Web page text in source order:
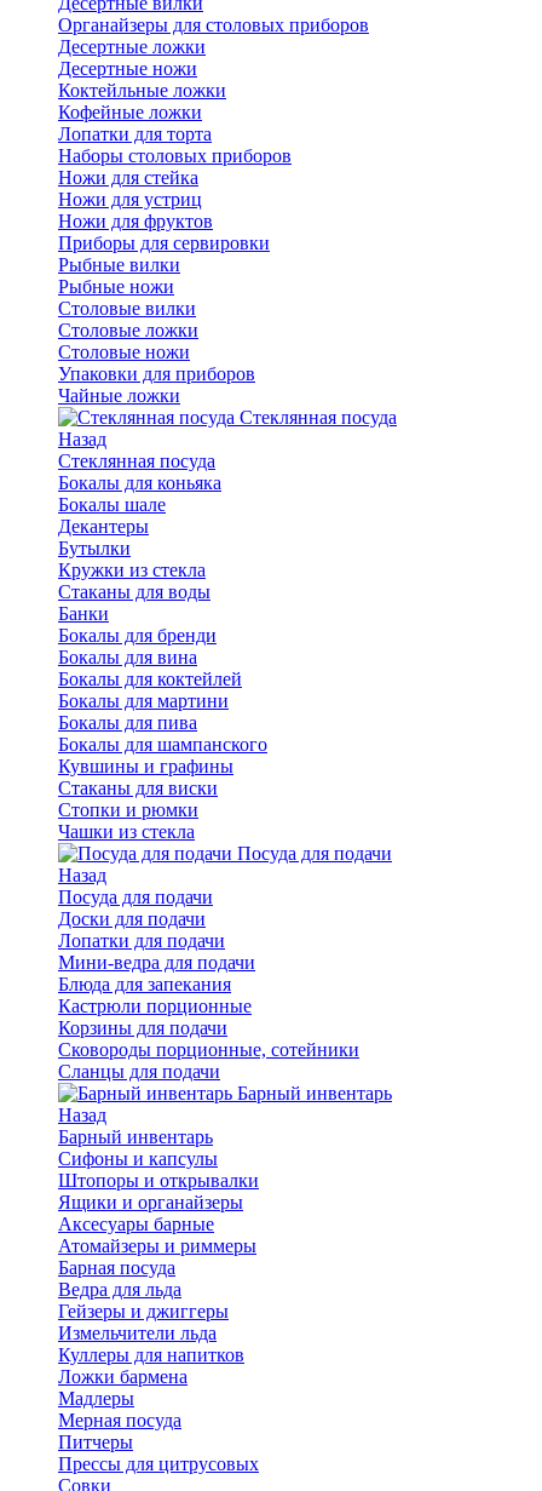
Органайзеры для столовых приборов
Десертные ложки
Десертные ножи
Коктейльные ложки
Кофейные ложки
Лопатки для торта
Наборы столовых приборов
Ножи для стейка
Ножи для устриц
Ножи для фруктов
Приборы для сервировки
Рыбные вилки
Рыбные ножи
Столовые вилки
Столовые ложки
Столовые ножи
Упаковки для приборов
Чайные ложки
Стеклянная посуда
Назад
Стеклянная посуда
Бокалы для коньяка
Бокалы шале
Декантеры
Бутылки
Кружки из стекла
Стаканы для воды
Банки
Бокалы для бренди
Бокалы для вина
Бокалы для коктейлей
Бокалы для мартини
Бокалы для пива
Бокалы для шампанского
Кувшины и графины
Стаканы для виски
Стопки и рюмки
Чашки из стекла
Посуда для подачи
Назад
Посуда для подачи
Доски для подачи
Лопатки для подачи
Мини-ведра для подачи
Блюда для запекания
Кастрюли порционные
Корзины для подачи
Сковороды порционные, сотейники
Сланцы для подачи
Барный инвентарь
Назад
Барный инвентарь
Сифоны и капсулы
Штопоры и открывалки
Ящики и органайзеры
Аксесуары барные
Атомайзеры и риммеры
Барная посуда
Ведра для льда
Гейзеры и джиггеры
Измельчители льда
Куллеры для напитков
Ложки бармена
Мадлеры
Мерная посуда
Питчеры
Прессы для цитрусовых
Совки